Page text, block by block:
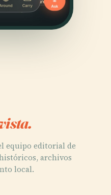
equipo editorial de
archivos
local.